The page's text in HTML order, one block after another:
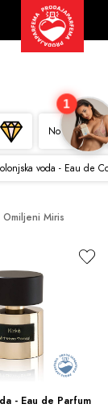
Novo
voda - Eau de
Miris
- Eau de Parfum
1